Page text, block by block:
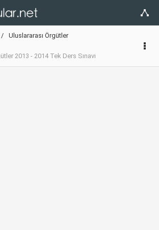
Uluslararası Örgütler
2013 - 2014 Tek Ders Sınavı